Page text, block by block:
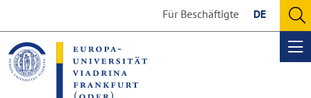
the
content
section
the
footer
section
Für Beschäftigte DE